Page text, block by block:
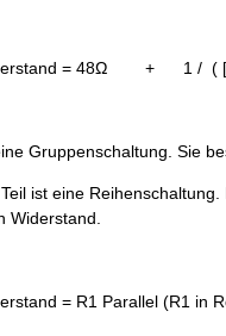
= 48Ω + 1 / (
Gruppenschaltung. Sie
ist eine
Widerstand.
= R1 Parallel (R1 in